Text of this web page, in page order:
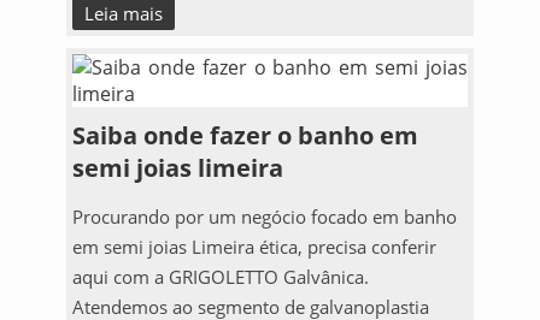
Leia mais
Saiba onde fazer o banho em
semi joias limeira
Procurando por um negócio focado em banho
em semi joias Limeira ética, precisa conferir
aqui com a GRIGOLETTO Galvânica.
Atendemos ao segmento de galvanoplastia